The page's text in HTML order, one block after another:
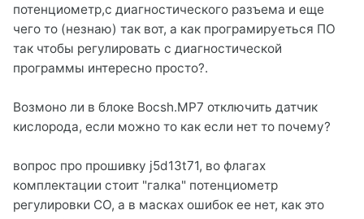
потенциометр,с диагностического разъема и еще
чего то (незнаю) так вот, а как програмируеться ПО
так чтобы регулировать с диагностической
программы интересно просто?.
Возмоно ли в блоке Bocsh.MP7 отключить датчик
кислорода, если можно то как если нет то почему?
вопрос про прошивку j5d13t71, во флагах
комплектации стоит "галка" потенциометр
регулировки СО, а в масках ошибок еe нет, как это